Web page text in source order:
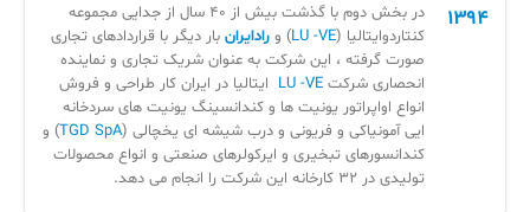
1394
در بخش دوم با گذشت بیش از 40 سال از جدایی مجموعه
کنتاردوایتالیا (LU -VE) و رادایران بار دیگر با قراردادهای تجاری
صورت گرفته ، این شرکت به عنوان شریک تجاری و نماینده
انحصاری شرکت LU -VE ایتالیا در ایران کار طراحی و فروش
انواع اواپراتور یونیت ها و کندانسینگ یونیت های سردخانه
ایی آمونیاکی و فریونی و درب شیشه ای یخچالی (TGD SpA) و
کندانسورهای تبخیری و ایرکولرهای صنعتی و انواع محصولات
تولیدی در 32 کارخانه این شرکت را انجام می دهد.